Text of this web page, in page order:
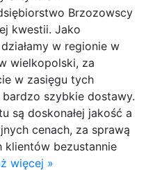
Brzozowscy
kwestii. Jako
w regionie w
wielkopolski, za
w zasięgu tych
szybkie dostawy.
są doskonałej jakość a
cenach, za sprawą
bezustannie
więcej »